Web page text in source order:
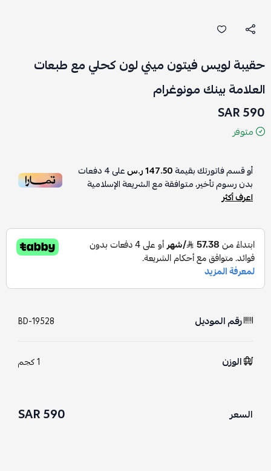
حقيبة لويس فيتون ميني لون كحلي مع طبعات
العلامة بينك مونوغرام
590 SAR
متوفر
أو قسم فاتورتك بقيمة147.50 ر.س على4دفعات
بدون رسوم تأخير، متوافقة مع الشريعة الإسلامية
اعرف أكثر
رقم الموديل BD-19528
الوزن 1 كجم
السعر 590 SAR